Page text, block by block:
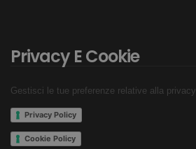
Privacy E Cookie
Gestisci le tue preferenze relative alla privacy
Privacy Policy
Cookie Policy